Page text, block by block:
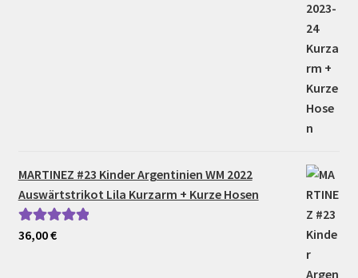
MARTINEZ #23 Kinder Argentinien WM 2022
Auswärtstrikot Lila Kurzarm + Kurze Hosen
Bewertet mit
36,00€